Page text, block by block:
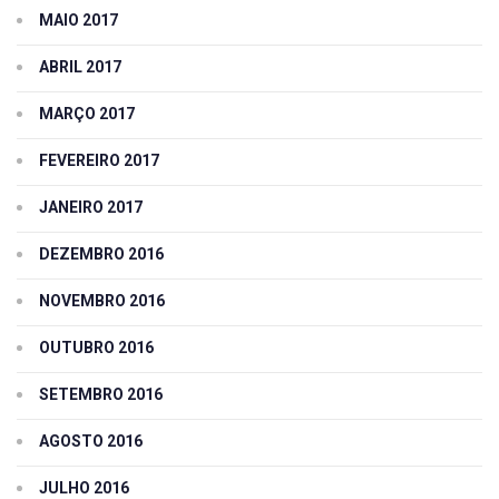
MAIO 2017
ABRIL 2017
MARÇO 2017
FEVEREIRO 2017
JANEIRO 2017
DEZEMBRO 2016
NOVEMBRO 2016
OUTUBRO 2016
SETEMBRO 2016
AGOSTO 2016
JULHO 2016